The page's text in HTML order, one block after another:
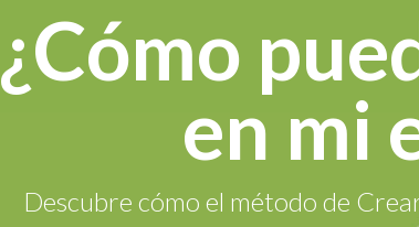
¿Cómo
en mi
Descubre cómo el método de